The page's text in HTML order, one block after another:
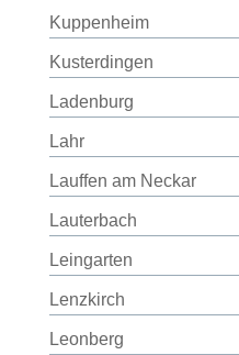
Kuppenheim
Kusterdingen
Ladenburg
Lahr
Lauffen am Neckar
Lauterbach
Leingarten
Lenzkirch
Leonberg